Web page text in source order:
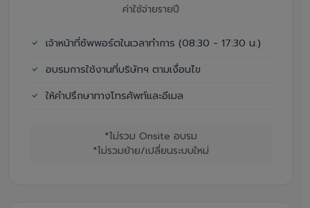
ค่าใช้จ่ายรายปี
เจ้าหน้าที่ซัพพอร์ตในเวลาทำการ (08:30 - 17:30 น.)
อบรมการใช้งานที่บริษัทฯ ตามเงื่อนไข
ให้คำปรึกษาทางโทรศัพท์และอีเมล
*ไม่รวม Onsite อบรม
*ไม่รวมย้าย/เปลี่ยนระบบใหม่